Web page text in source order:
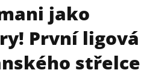
jako
První ligová
střelce